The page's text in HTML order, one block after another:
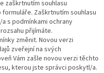
zaškrtnutím souhlasu
Zaškrtnutím souhlasu
s podmínkami ochrany
přijímáte.
změnit. Novou verzi
zveřejní na svých
Vám zašle novou verzi těchto
kterou jste správci poskytl/a.